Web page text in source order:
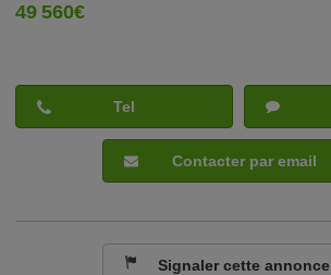
49 560€
Tel
Contacter par email
Signaler cette annonce